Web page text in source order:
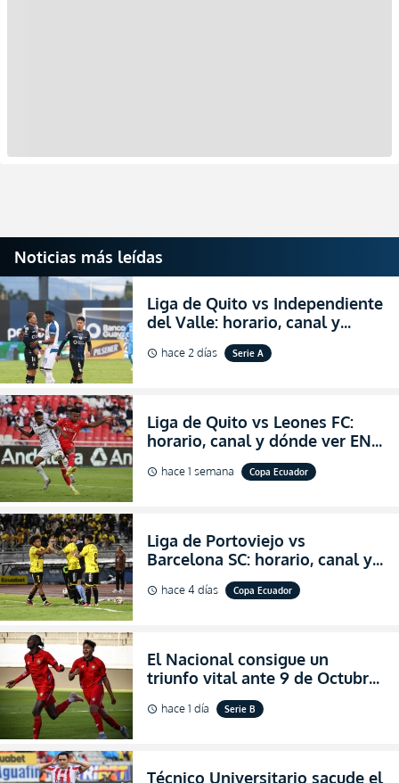
Noticias más leídas
Liga de Quito vs Independiente
del Valle: horario, canal y
dónde ver EN VIVO el
partidazo por la fecha 24 de la
schedule hace 2 días Serie A
Liga de Quito vs Leones FC:
horario, canal y dónde ver EN
VIVO los octavos de final de la
Copa Ecuador 2026
schedule hace 1 semana Copa Ecuador
Liga de Portoviejo vs
Barcelona SC: horario, canal y
dónde ver EN VIVO los octavos
de final de la Copa Ecuador
schedule hace 4 días Copa Ecuador
El Nacional consigue un
triunfo vital ante 9 de Octubre
para encender la fe en la
salvación
schedule hace 1 día Serie B
Técnico Universitario sacude el